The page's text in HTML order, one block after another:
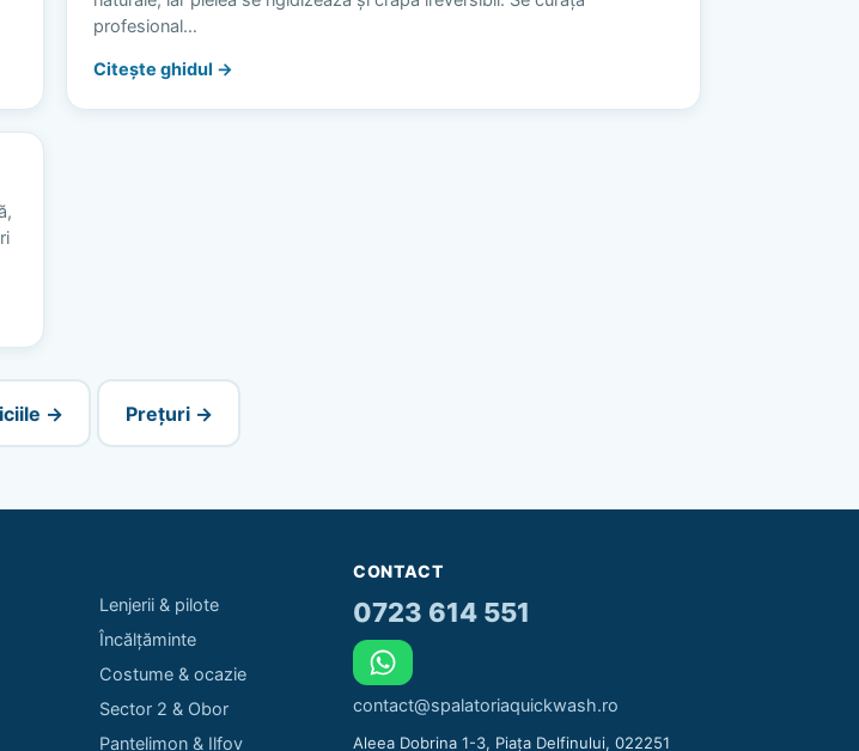
profesional…
Citește ghidul →
→ Prețuri →
Lenjerii & pilote
Încălțăminte
Costume & ocazie
Sector 2 & Obor
Pantelimon & Ilfov
CONTACT
0723 614 551
contact@spalatoriaquickwash.ro
Aleea Dobrina 1-3, Piața Delfinului, 022251